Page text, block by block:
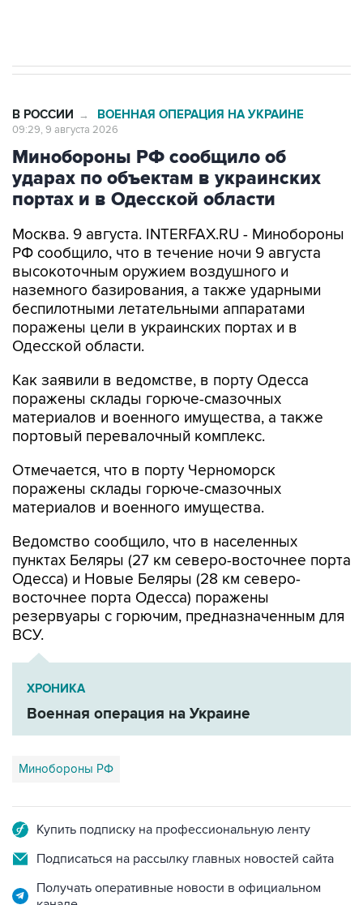
В РОССИИ → ВОЕННАЯ ОПЕРАЦИЯ НА УКРАИНЕ
09:29, 9 августа 2026
Минобороны РФ сообщило об
ударах по объектам в украинских
портах и в Одесской области
Москва. 9 августа. INTERFAX.RU - Минобороны
РФ сообщило, что в течение ночи 9 августа
высокоточным оружием воздушного и
наземного базирования, а также ударными
беспилотными летательными аппаратами
поражены цели в украинских портах и в
Одесской области.
Как заявили в ведомстве, в порту Одесса
поражены склады горюче-смазочных
материалов и военного имущества, а также
портовый перевалочный комплекс.
Отмечается, что в порту Черноморск
поражены склады горюче-смазочных
материалов и военного имущества.
Ведомство сообщило, что в населенных
пунктах Беляры (27 км северо-восточнее порта
Одесса) и Новые Беляры (28 км северо-
восточнее порта Одесса) поражены
резервуары с горючим, предназначенным для
ВСУ.
ХРОНИКА
Военная операция на Украине
Минобороны РФ
Купить подписку на профессиональную ленту
Подписаться на рассылку главных новостей сайта
Получать оперативные новости в официальном